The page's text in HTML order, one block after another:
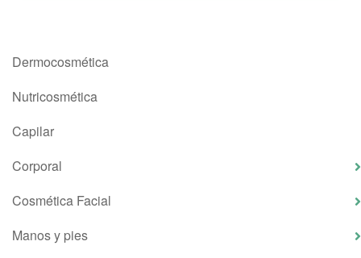
Dermocosmética
Nutricosmética
Capilar
Corporal
Cosmética Facial
Manos y pies